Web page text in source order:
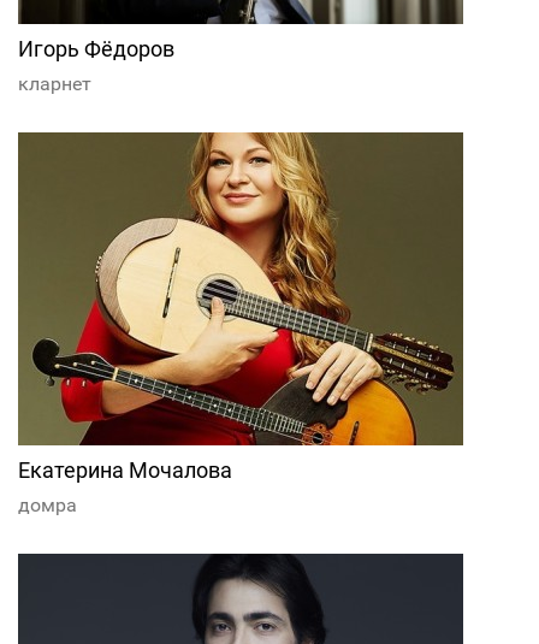
Игорь Фёдоров
кларнет
Екатерина Мочалова
домра